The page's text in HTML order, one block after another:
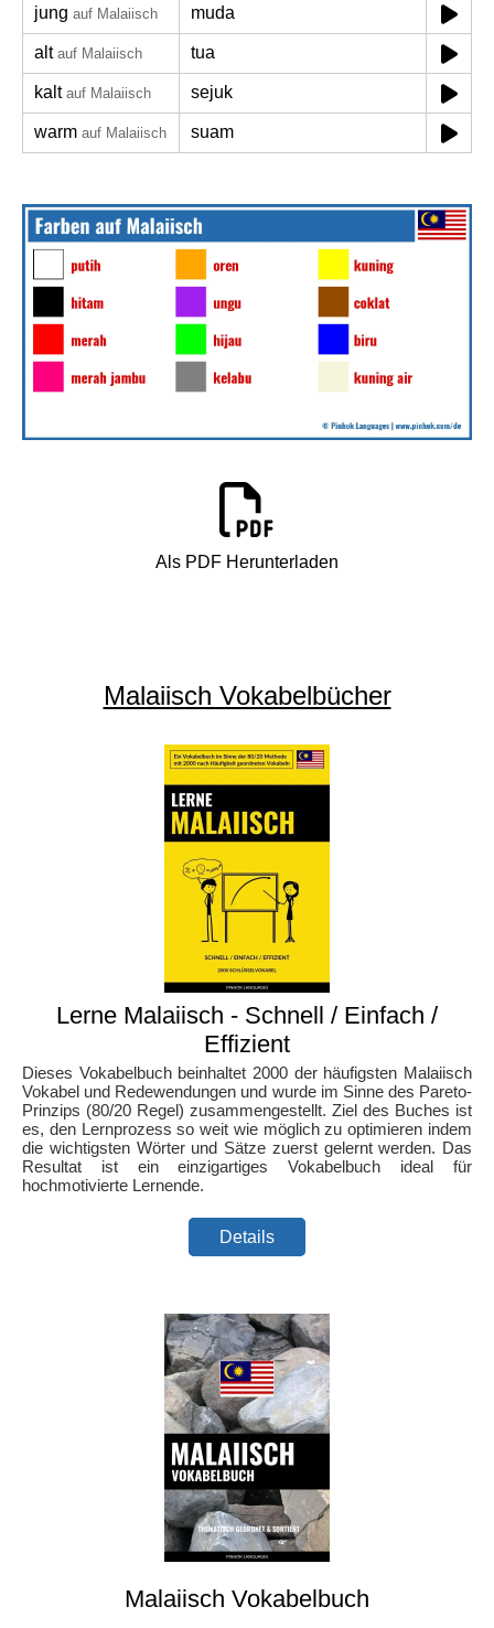
jung auf Malaiisch muda
alt auf Malaiisch tua
kalt auf Malaiisch sejuk
warm auf Malaiisch suam
Als PDF Herunterladen
Malaiisch Vokabelbücher
Lerne Malaiisch - Schnell / Einfach /
Effizient
Dieses Vokabelbuch beinhaltet 2000 der häufigsten Malaiisch
Vokabel und Redewendungen und wurde im Sinne des Pareto-
Prinzips (80/20 Regel) zusammengestellt. Ziel des Buches ist
es, den Lernprozess so weit wie möglich zu optimieren indem
die wichtigsten Wörter und Sätze zuerst gelernt werden. Das
Resultat ist ein einzigartiges Vokabelbuch ideal für
hochmotivierte Lernende.
Details
Malaiisch Vokabelbuch